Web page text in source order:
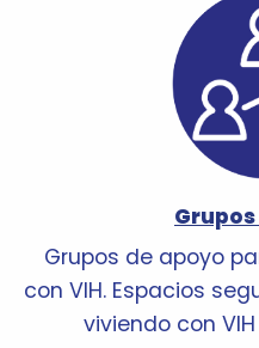
Grupos de apoyo
con VIH. Espacios
viviendo con